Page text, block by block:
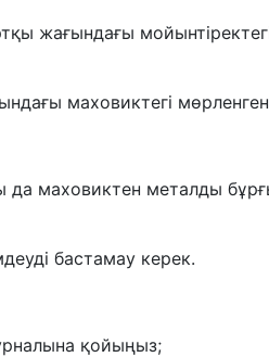
жағындағы
маховиктегі
да маховиктен металды
бастамау керек.
қойыңыз;